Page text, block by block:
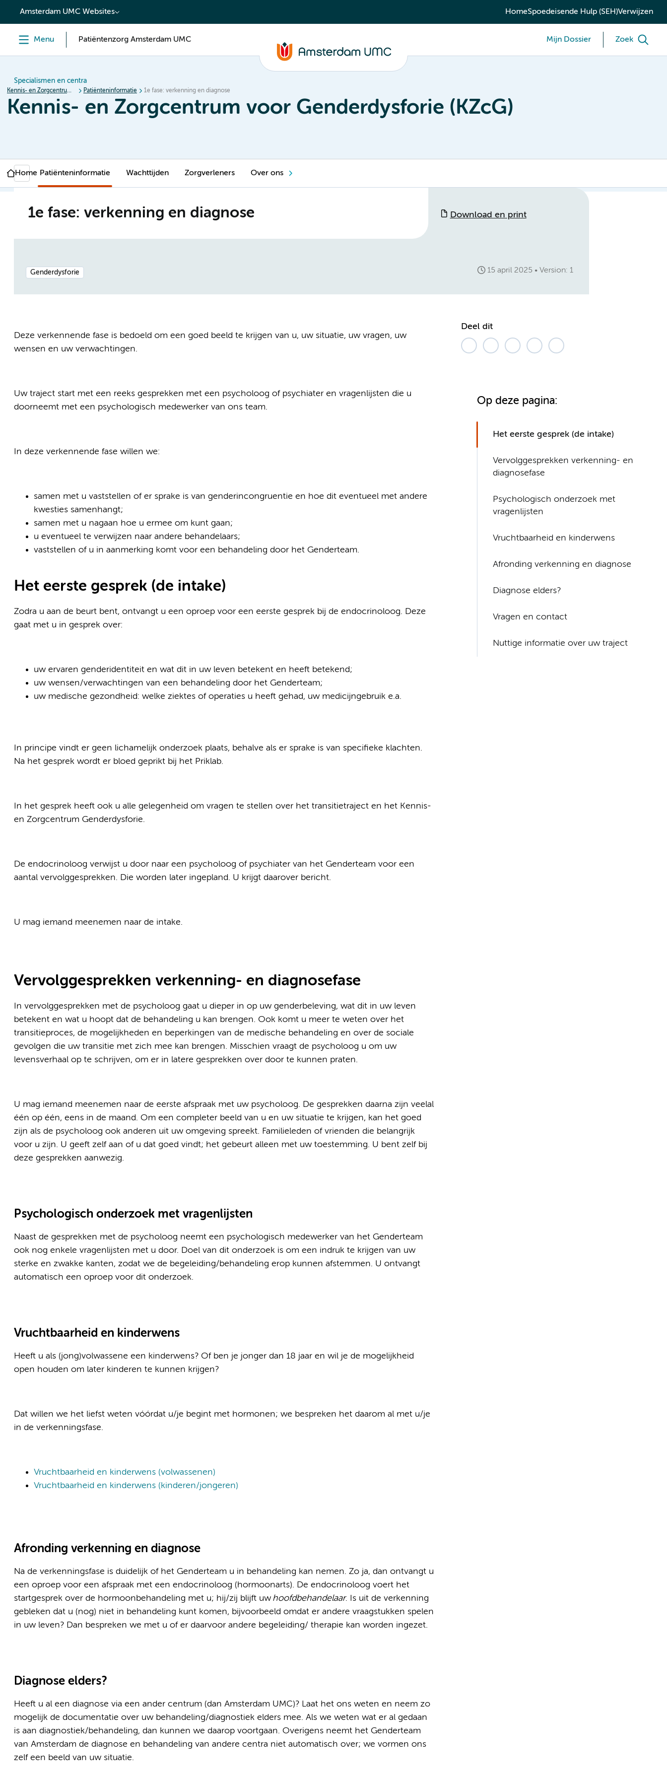
content
Amsterdam UMC Websites HomeSpoedeisende Hulp (SEH)Verwijzen
Menu Patiëntenzorg Amsterdam UMC Mijn Dossier Zoek
Specialismen en centra
Kennis- en Zorgcentrum voor Genderdysforie (KZcG) Patiënteninformatie 1e fase: verkenning en diagnose
Kennis- en Zorgcentrum voor Genderdysforie (KZcG)
Home Patiënteninformatie Wachttijden Zorgverleners Over ons
1e fase: verkenning en diagnose Download en print
Genderdysforie 15 april 2025 Version: 1
Deze verkennende fase is bedoeld om een goed beeld te krijgen van u, uw situatie, uw vragen, uw
wensen en uw verwachtingen.
Uw traject start met een reeks gesprekken met een psycholoog of psychiater en vragenlijsten die u
doorneemt met een psychologisch medewerker van ons team.
In deze verkennende fase willen we:
samen met u vaststellen of er sprake is van genderincongruentie en hoe dit eventueel met andere
kwesties samenhangt;
samen met u nagaan hoe u ermee om kunt gaan;
u eventueel te verwijzen naar andere behandelaars;
vaststellen of u in aanmerking komt voor een behandeling door het Genderteam.
Het eerste gesprek (de intake)
Zodra u aan de beurt bent, ontvangt u een oproep voor een eerste gesprek bij de endocrinoloog. Deze
gaat met u in gesprek over:
uw ervaren genderidentiteit en wat dit in uw leven betekent en heeft betekend;
uw wensen/verwachtingen van een behandeling door het Genderteam;
uw medische gezondheid: welke ziektes of operaties u heeft gehad, uw medicijngebruik e.a.
In principe vindt er geen lichamelijk onderzoek plaats, behalve als er sprake is van specifieke klachten.
Na het gesprek wordt er bloed geprikt bij het Priklab.
In het gesprek heeft ook u alle gelegenheid om vragen te stellen over het transitietraject en het Kennis-
en Zorgcentrum Genderdysforie.
De endocrinoloog verwijst u door naar een psycholoog of psychiater van het Genderteam voor een
aantal vervolggesprekken. Die worden later ingepland. U krijgt daarover bericht.
U mag iemand meenemen naar de intake.
Vervolggesprekken verkenning- en diagnosefase
In vervolggesprekken met de psycholoog gaat u dieper in op uw genderbeleving, wat dit in uw leven
betekent en wat u hoopt dat de behandeling u kan brengen. Ook komt u meer te weten over het
transitieproces, de mogelijkheden en beperkingen van de medische behandeling en over de sociale
gevolgen die uw transitie met zich mee kan brengen. Misschien vraagt de psycholoog u om uw
levensverhaal op te schrijven, om er in latere gesprekken over door te kunnen praten.
U mag iemand meenemen naar de eerste afspraak met uw psycholoog. De gesprekken daarna zijn veelal
één op één, eens in de maand. Om een completer beeld van u en uw situatie te krijgen, kan het goed
zijn als de psycholoog ook anderen uit uw omgeving spreekt. Familieleden of vrienden die belangrijk
voor u zijn. U geeft zelf aan of u dat goed vindt; het gebeurt alleen met uw toestemming. U bent zelf bij
deze gesprekken aanwezig.
Psychologisch onderzoek met vragenlijsten
Naast de gesprekken met de psycholoog neemt een psychologisch medewerker van het Genderteam
ook nog enkele vragenlijsten met u door. Doel van dit onderzoek is om een indruk te krijgen van uw
sterke en zwakke kanten, zodat we de begeleiding/behandeling erop kunnen afstemmen. U ontvangt
automatisch een oproep voor dit onderzoek.
Vruchtbaarheid en kinderwens
Heeft u als (jong)volwassene een kinderwens? Of ben je jonger dan 18 jaar en wil je de mogelijkheid
open houden om later kinderen te kunnen krijgen?
Dat willen we het liefst weten vóórdat u/je begint met hormonen; we bespreken het daarom al met u/je
in de verkenningsfase.
Vruchtbaarheid en kinderwens (volwassenen)
Vruchtbaarheid en kinderwens (kinderen/jongeren)
Afronding verkenning en diagnose
Na de verkenningsfase is duidelijk of het Genderteam u in behandeling kan nemen. Zo ja, dan ontvangt u
een oproep voor een afspraak met een endocrinoloog (hormoonarts). De endocrinoloog voert het
startgesprek over de hormoonbehandeling met u; hij/zij blijft uw hoofdbehandelaar. Is uit de verkenning
gebleken dat u (nog) niet in behandeling kunt komen, bijvoorbeeld omdat er andere vraagstukken spelen
in uw leven? Dan bespreken we met u of er daarvoor andere begeleiding/ therapie kan worden ingezet.
Diagnose elders?
Heeft u al een diagnose via een ander centrum (dan Amsterdam UMC)? Laat het ons weten en neem zo
mogelijk de documentatie over uw behandeling/diagnostiek elders mee. Als we weten wat er al gedaan
is aan diagnostiek/behandeling, dan kunnen we daarop voortgaan. Overigens neemt het Genderteam
van Amsterdam de diagnose en behandeling van andere centra niet automatisch over; we vormen ons
zelf een beeld van uw situatie.
Deel dit
Op deze pagina:
Het eerste gesprek (de intake)
Vervolggesprekken verkenning- en
diagnosefase
Psychologisch onderzoek met
vragenlijsten
Vruchtbaarheid en kinderwens
Afronding verkenning en diagnose
Diagnose elders?
Vragen en contact
Nuttige informatie over uw traject